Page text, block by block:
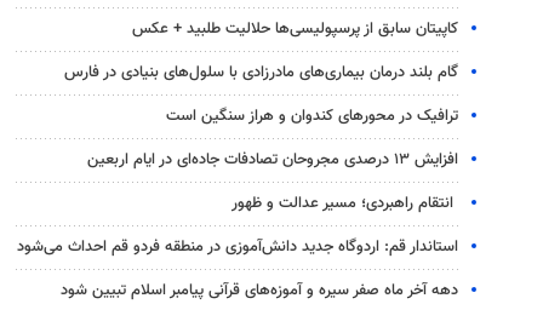
کاپیتان سابق از پرسپولیسی‌ها حلالیت طلبید + عکس
گام بلند درمان بیماری‌های مادرزادی با سلول‌های بنیادی در فارس
ترافیک در محورهای کندوان و هراز سنگین است
افزایش ۱۳ درصدی مجروحان تصادفات جاده‌ای در ایام اربعین
انتقام راهبردی؛ مسیر عدالت و ظهور
استاندار قم: اردوگاه جدید دانش‌آموزی در منطقه فردو قم احداث می‌شود
دهه آخر ماه صفر سیره و آموزه‌های قرآنی پیامبر اسلام تبیین شود